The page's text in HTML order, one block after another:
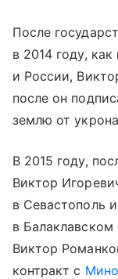
После
в 2014 году,
и России,
после он
землю от
В 2015 году,
Виктор
в Севастополь
в
Виктор
контракт с